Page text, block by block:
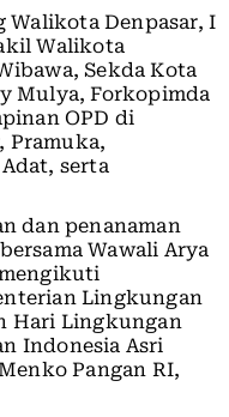
Denpasar, I
Walikota
Sekda Kota
Mulya, Forkopimda
OPD di
Pramuka,
serta
dan penanaman
Wawali Arya
Lingkungan
Hari Lingkungan
Indonesia Asri
Pangan RI,